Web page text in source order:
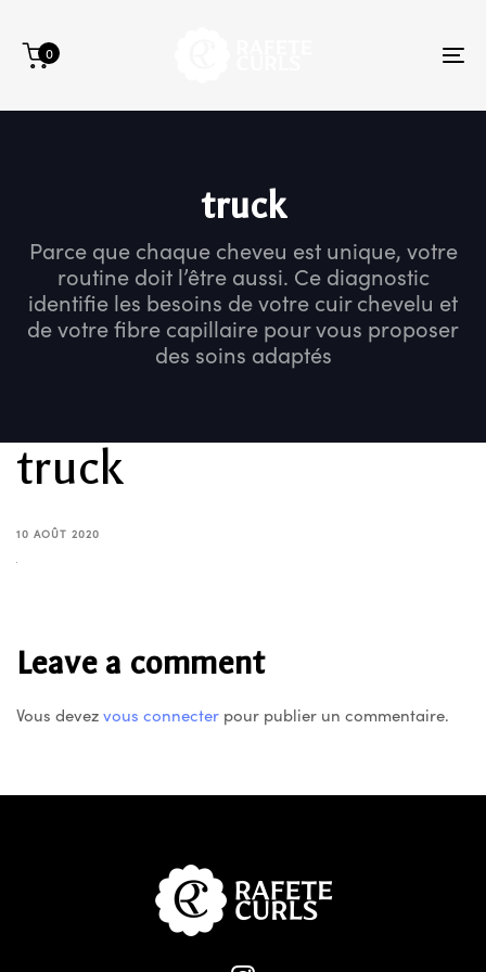
links
primary
Skip
0
truck
Parce que chaque cheveu est unique, votre
routine doit l’être aussi. Ce diagnostic
identifie les besoins de votre cuir chevelu et
de votre fibre capillaire pour vous proposer
des soins adaptés
truck
10 AOÛT 2020
Leave a comment
Vous devezvous connecter pour publier un commentaire.